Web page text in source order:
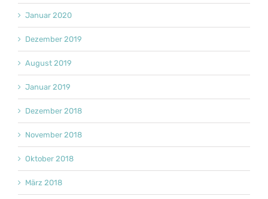
Januar 2020
Dezember 2019
August 2019
Januar 2019
Dezember 2018
November 2018
Oktober 2018
März 2018